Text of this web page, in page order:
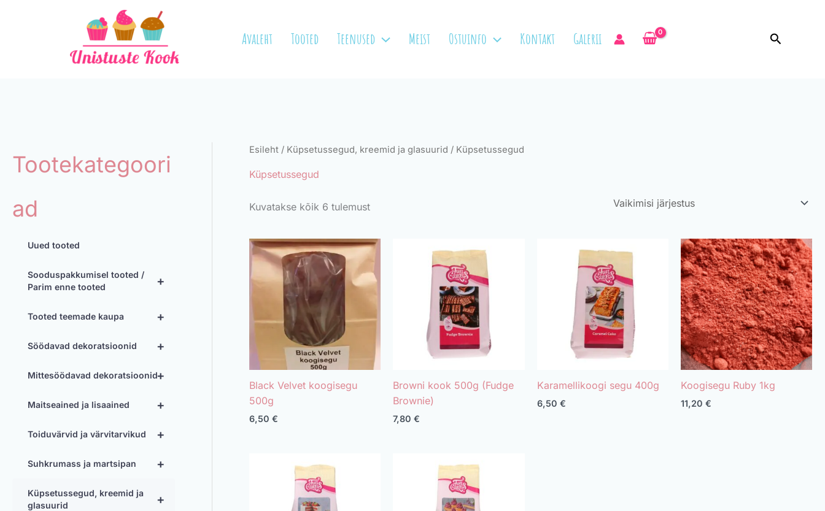
Avaleht Tooted Teenused Meist Ostuinfo Kontakt Galerii Search
Tootekategoori
ad
Uued tooted
+
Sooduspakkumisel tooted /
Parim enne tooted
+
Tooted teemade kaupa
+
Söödavad dekoratsioonid
+
Mittesöödavad dekoratsioonid
+
Maitseained ja lisaained
+
Toiduvärvid ja värvitarvikud
+
Suhkrumass ja martsipan
+
Küpsetussegud, kreemid ja
glasuurid
Esileht / Küpsetussegud, kreemid ja glasuurid / Küpsetussegud
Küpsetussegud
Kuvatakse kõik 6 tulemust
Black Velvet koogisegu
500g
6,50 €
Browni kook 500g (Fudge
Brownie)
7,80€
Karamellikoogi segu 400g
6,50 €
Koogisegu Ruby 1kg
11,20 €